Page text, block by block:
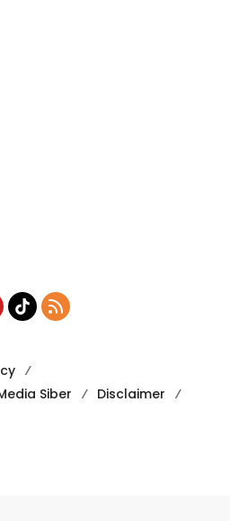
Siber
Disclaimer